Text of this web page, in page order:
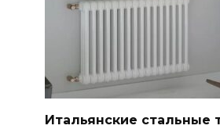
Итальянские стальные